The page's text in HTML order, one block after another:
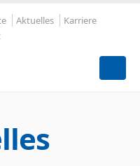
Aktuelles
Karriere